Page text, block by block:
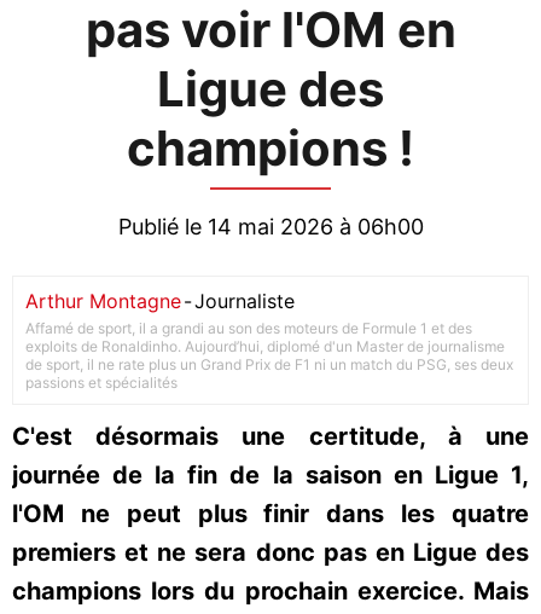
pas voir l'OM en
Ligue des
champions !
Publié le 14 mai 2026 à 06h00
Arthur Montagne-Journaliste
Affamé de sport, il a grandi au son des moteurs de Formule 1 et des
exploits de Ronaldinho. Aujourd’hui, diplomé d'un Master de journalisme
de sport, il ne rate plus un Grand Prix de F1 ni un match du PSG, ses deux
passions et spécialités
C'est désormais une certitude, à une
journée de la fin de la saison en Ligue 1,
l'OM ne peut plus finir dans les quatre
premiers et ne sera donc pas en Ligue des
champions lors du prochain exercice. Mais